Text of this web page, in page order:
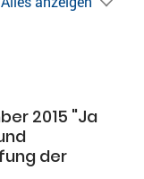
2015 "Ja
der